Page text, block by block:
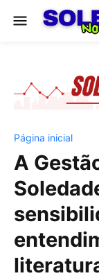
Página inicial
A